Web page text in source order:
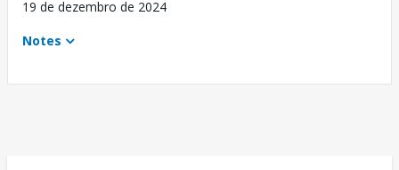
19 de dezembro de 2024
Notes